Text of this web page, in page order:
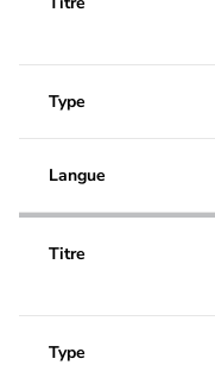
Type
Langue
Titre
Type